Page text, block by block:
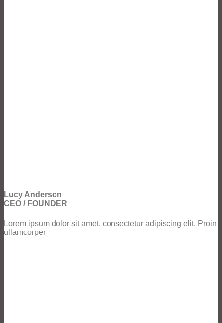
Lucy Anderson
CEO / FOUNDER
Lorem ipsum dolor sit amet, consectetur adipiscing elit. Proin
ullamcorper